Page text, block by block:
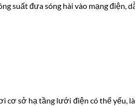
suất đưa sóng hài vào mạng điện,
cơ sở hạ tầng lưới điện có thể yếu,